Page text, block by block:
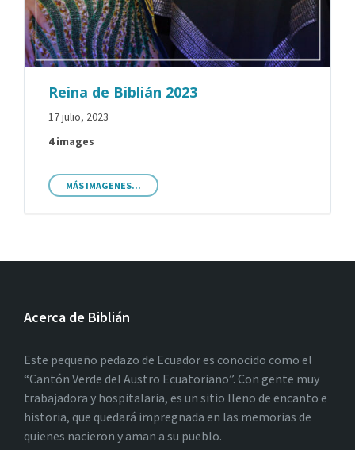
Reina de Biblián 2023
17 julio, 2023
4 images
MÁS IMAGENES...
Acerca de Biblián
Este pequeño pedazo de Ecuador es conocido como el
“Cantón Verde del Austro Ecuatoriano”. Con gente muy
trabajadora y hospitalaria, es un sitio lleno de encanto e
historia, que quedará impregnada en las memorias de
quienes nacieron y aman a su pueblo.